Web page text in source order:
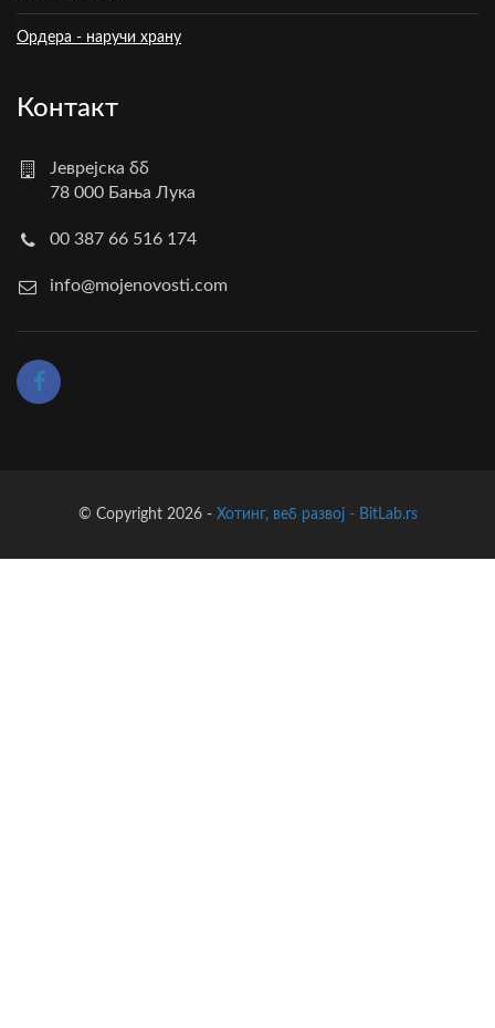
Ордера - наручи храну
Контакт
Јеврејска бб
78 000 Бања Лука
00 387 66 516 174
info@mojenovosti.com
© Copyright 2026 - Хотинг, веб развој - BitLab.rs